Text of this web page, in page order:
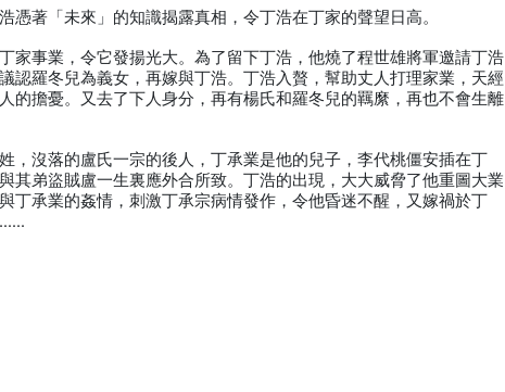
著「未來」的知識揭露真相，令丁浩在丁家的聲望日高。
家事業，令它發揚光大。為了留下丁浩，他燒了程世雄將軍邀請丁浩
認羅冬兒為義女，再嫁與丁浩。丁浩入贅，幫助丈人打理家業，天經
的擔憂。又去了下人身分，再有楊氏和羅冬兒的羈縻，再也不會生離
，沒落的盧氏一宗的後人，丁承業是他的兒子，李代桃僵安插在丁
其弟盜賊盧一生裏應外合所致。丁浩的出現，大大威脅了他重圖大業
丁承業的姦情，刺激丁承宗病情發作，令他昏迷不醒，又嫁禍於丁
……